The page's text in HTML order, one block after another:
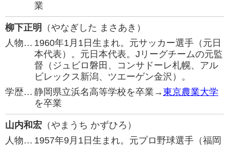
業
柳下正明
（やなぎした まさあき）
人物… 1960年1月1日生まれ。元サッカー選手（元日
本代表）。元日本代表。Jリーグチームの元監
督（ジュビロ磐田、コンサドーレ札幌、アル
ビレックス新潟、ツエーゲン金沢）。
学歴… 静岡県立浜名高等学校を卒業→東京農業大学
を卒業
山内和宏 （やまうち かずひろ）
人物… 1957年9月1日生まれ。元プロ野球選手（福岡